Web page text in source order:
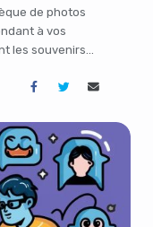
de photos
à vos
les souvenirs
Cette
expérience de
de localiser […]